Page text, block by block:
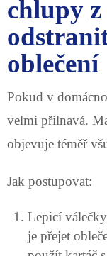
chlupy
oblečení
Pokud v
velmi přilnavá.
objevuje téměř
Jak postupovat:
Lepicí
je přejet